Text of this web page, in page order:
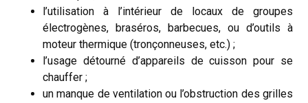
l’utilisation à l’intérieur de locaux de groupes
électrogènes, braséros, barbecues, ou d’outils à
moteur thermique (tronçonneuses, etc.) ;
l’usage détourné d’appareils de cuisson pour se
chauffer ;
un manque de ventilation ou l’obstruction des grilles